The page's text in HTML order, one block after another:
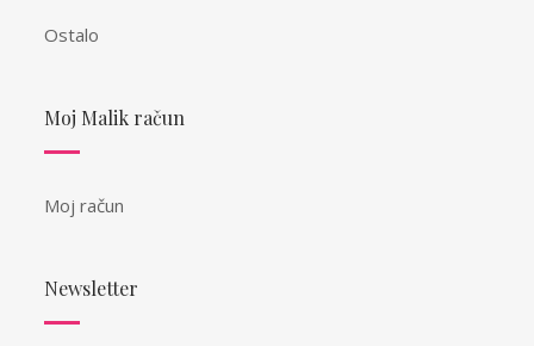
Ostalo
Moj Malik račun
Moj račun
Newsletter